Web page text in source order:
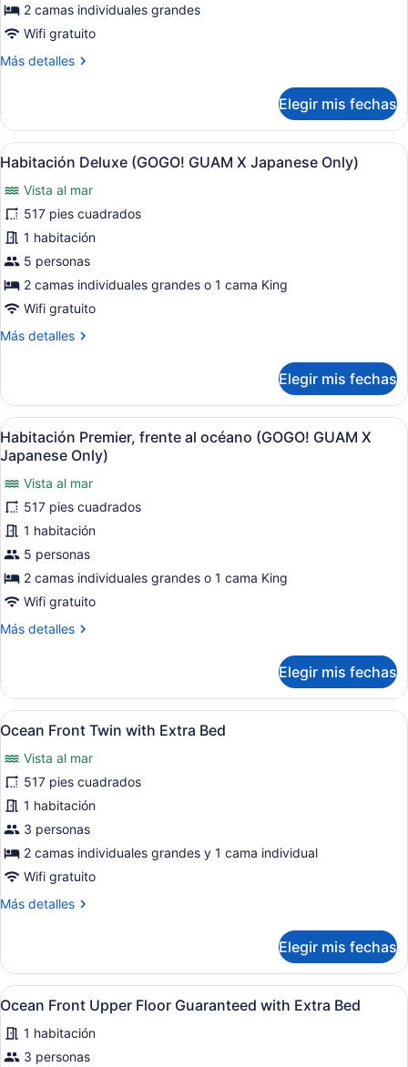
Premier
Lounge)
2
camas
individuales
(GOGO!
Japanese
Only)
2 camas individuales grandes
Wifi gratuito
Más detalles
Más
con
camas
(GOGO!
GUAM
X
Japanese
Only)
Elegir mis fechas
Abrir
todas
las
fotos
de
Habitación
Deluxe
(GOGO!
GUAM
X
Habitación de hotel con dos
12
Habitación Deluxe (GOGO! GUAM X Japanese Only)
Vista al mar
517 pies cuadrados
1 habitación
5 personas
2 camas individuales grandes o 1 cama King
Wifi gratuito
Más detalles
Más
Deluxe
(GOGO!
GUAM
X
Japanese
Only)
Elegir mis fechas
Abrir
todas
las
fotos
de
Habitación
Premier,
frente
al
océano
(GOGO!
Japanese
Only)
Habitación de hotel con dos
12
Habitación Premier, frente al océano (GOGO! GUAM X
Japanese Only)
Vista al mar
517 pies cuadrados
1 habitación
5 personas
2 camas individuales grandes o 1 cama King
Wifi gratuito
Más detalles
Más
Premier,
frente
al
(GOGO!
GUAM
X
Japanese
Only)
Elegir mis fechas
Abrir
todas
las
fotos
de
Ocean
Front
Twin
with
Extra
Habitación de hotel con dos
14
Ocean Front Twin with Extra Bed
Vista al mar
517 pies cuadrados
1 habitación
3 personas
2 camas individuales grandes y 1 cama individual
Wifi gratuito
Más detalles
Más
Front
Twin
with
Bed
Elegir mis fechas
Abrir
todas
las
fotos
Habitación de hotel con dos
10
Ocean Front Upper Floor Guaranteed with Extra Bed
1 habitación
3 personas